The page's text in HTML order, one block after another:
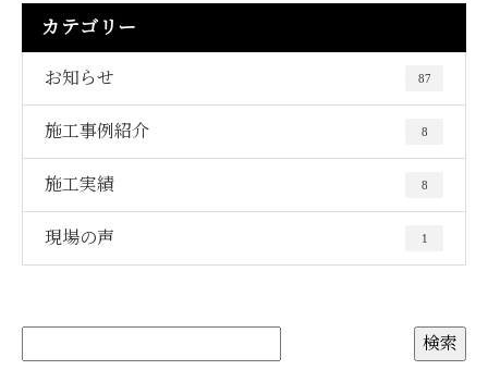
カテゴリー
お知らせ 87
施工事例紹介 8
施工実績 8
現場の声 1